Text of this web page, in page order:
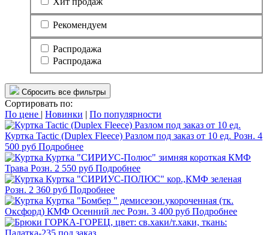
Рекомендуем
Распродажа
Распродажа
Сбросить все фильтры
Сортировать по:
По цене | Новинки | По популярности
Куртка Tactic (Duplex Fleece) Разлом под заказ от 10 ед. Розн. 4
500 руб Подробнее
Куртка "СИРИУС-Полюс" зимняя короткая КМФ
Трава Розн. 2 550 руб Подробнее
Куртка "СИРИУС-ПОЛЮС" кор.,КМФ зеленая
Розн. 2 360 руб Подробнее
Куртка "Бомбер " демисезон.укороченная (тк.
Оксфорд) КМФ Осенний лес Розн. 3 400 руб Подробнее